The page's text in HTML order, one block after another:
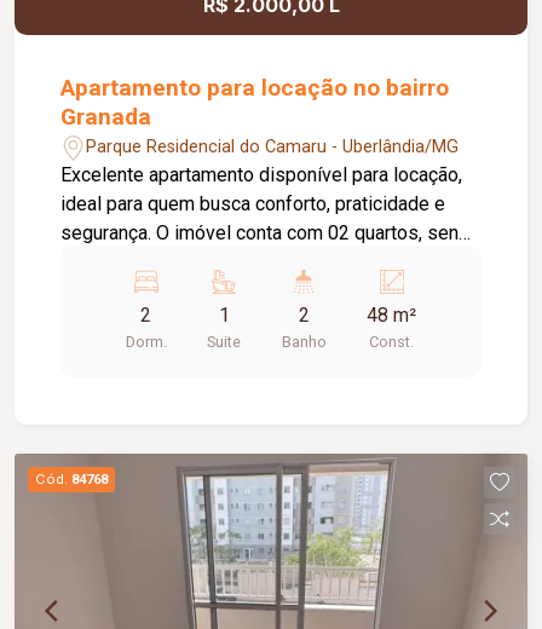
R$ 2.000,00 L
Apartamento para locação no bairro
Granada
Parque Residencial do Camaru - Uberlândia/MG
Excelente apartamento disponível para locação,
ideal para quem busca conforto, praticidade e
segurança. O imóvel conta com 02 quartos, sendo
equipada com painel para TV, televisão e ar-
condicionado, cozinha com armários planejados,
cooktop e geladeira, banheiro social, área de
comodidade e qualidade de vida aos moradores.
2
Dorm.
1
Suite
2
Banho
48 m²
Const.
Cód. 84768